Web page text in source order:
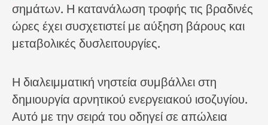
σημάτων. Η κατανάλωση τροφής τις βραδινές
ώρες έχει συσχετιστεί με αύξηση βάρους και
μεταβολικές δυσλειτουργίες.
Η διαλειμματική νηστεία συμβάλλει στη
δημιουργία αρνητικού ενεργειακού ισοζυγίου.
Αυτό με την σειρά του οδηγεί σε απώλεια